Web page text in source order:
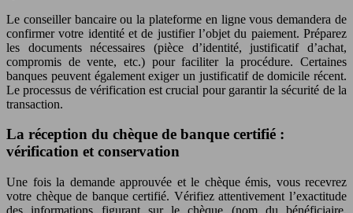
Le conseiller bancaire ou la plateforme en ligne vous demandera de
confirmer votre identité et de justifier l’objet du paiement. Préparez
les documents nécessaires (pièce d’identité, justificatif d’achat,
compromis de vente, etc.) pour faciliter la procédure. Certaines
banques peuvent également exiger un justificatif de domicile récent.
Le processus de vérification est crucial pour garantir la sécurité de la
transaction.
La réception du chèque de banque certifié :
vérification et conservation
Une fois la demande approuvée et le chèque émis, vous recevrez
votre chèque de banque certifié. Vérifiez attentivement l’exactitude